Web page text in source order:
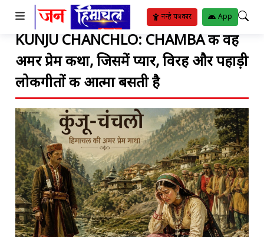
नन्हे पत्रकार App
SUBMENU
SUBMENU
SUBMENU
SUBMENU
SUBMENU
सुविधाएं
SUBMENU
SUBMENU
SUBMENU
SUBMENU
SUBMENU
SUBMENU
KUNJU CHANCHLO: CHAMBA की वह
अमर प्रेम कथा, जिसमें प्यार, विरह और पहाड़ी
लोकगीतों की आत्मा बसती है